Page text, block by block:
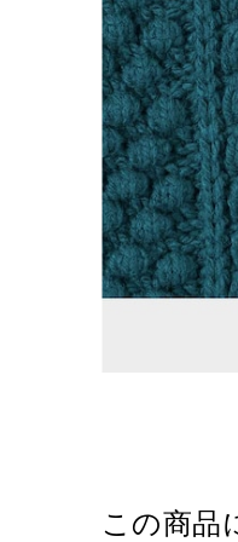
この商品